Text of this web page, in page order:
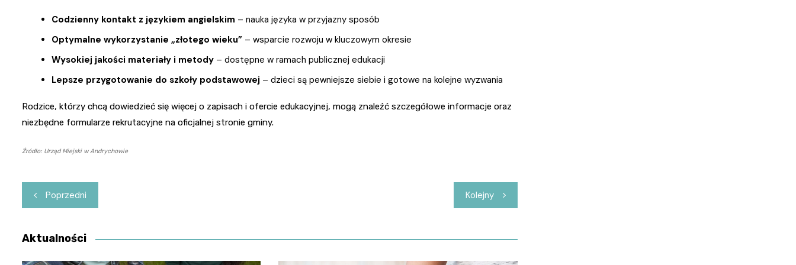
Codzienny kontakt z językiem angielskim – nauka języka w przyjazny sposób
Optymalne wykorzystanie „złotego wieku” – wsparcie rozwoju w kluczowym okresie
Wysokiej jakości materiały i metody – dostępne w ramach publicznej edukacji
Lepsze przygotowanie do szkoły podstawowej – dzieci są pewniejsze siebie i gotowe na kolejne wyzwania
Rodzice, którzy chcą dowiedzieć się więcej o zapisach i ofercie edukacyjnej, mogą znaleźć szczegółowe informacje oraz
niezbędne formularze rekrutacyjne na oficjalnej stronie gminy.
Źródło: Urząd Miejski w Andrychowie
Nawigacja
wpisu
Poprzedni Kolejny
Aktualności